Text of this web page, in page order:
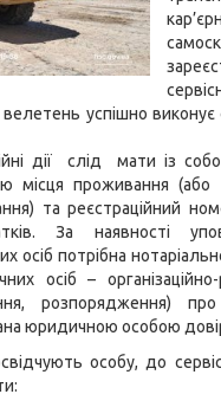
успішно
дії слід мати із
місця проживання (або
та реєстраційний
За наявності
осіб потрібна
осіб –
розпорядження) про
юридичною особою
особу, до